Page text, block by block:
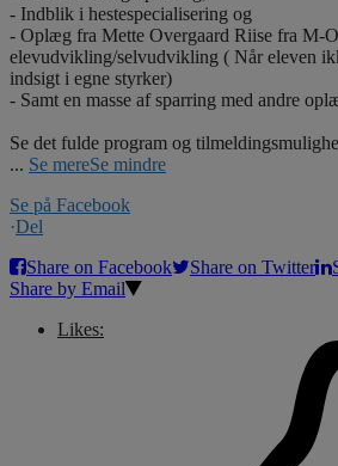
- Indblik i hestespecialisering og
- Oplæg fra Mette Overgaard Riise fra M-
elevudvikling/selvudvikling ( Når eleven
indsigt i egne styrker)
- Samt en masse af sparring med andre
Se det fulde program og
... Se mereSe mindre
Se på Facebook
·Del
Share on Facebook
Share on Twitter
Share by Email
Likes: